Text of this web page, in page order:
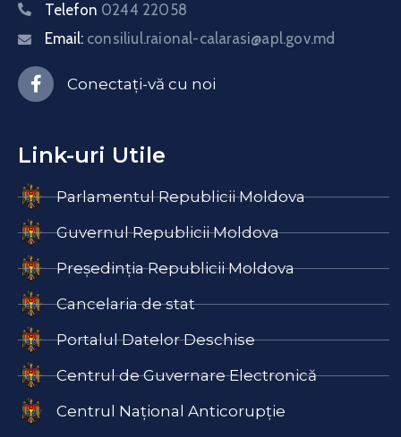
Telefon 0244 22058
Email: consiliul.raional-calarasi@apl.gov.md
Conectați-vă cu noi
Link-uri Utile
Parlamentul Republicii Moldova
Guvernul Republicii Moldova
Președinția Republicii Moldova
Cancelaria de stat
Portalul Datelor Deschise
Centrul de Guvernare Electronică
Centrul Național Anticorupție